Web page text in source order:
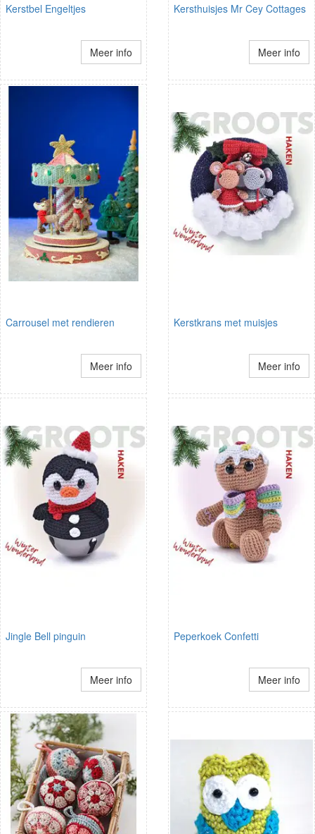
Kerstbel Engeltjes
Meer info
Kersthuisjes Mr Cey Cottages
Meer info
Carrousel met rendieren
Meer info
Kerstkrans met muisjes
Meer info
Jingle Bell pinguin
Meer info
Peperkoek Confetti
Meer info